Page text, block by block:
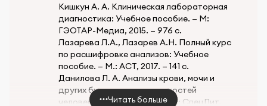
Кишкун А. А. Клиническая лабораторная
диагностика: Учебное пособие. — М:
ГЭОТАР-Медиа, 2015. — 976 с.
Лазарева Л.А., Лазарев А.Н. Полный курс
по расшифровке анализов: Учебное
пособие. — М.: АСТ, 2017. — 141 с.
Данилова Л. А. Анализы крови, мочи и
других биологических жидкостей
человека: Руководство. — М.: СпецЛит,
Читать больше